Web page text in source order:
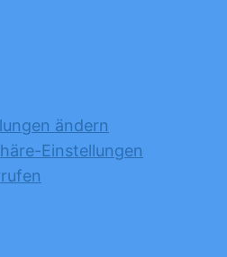
ändern
Einstellungen